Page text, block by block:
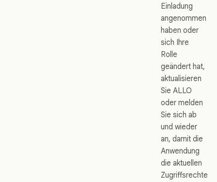
Einladung
angenommen
haben oder
sich Ihre
Rolle
geändert hat,
aktualisieren
Sie ALLO
oder melden
Sie sich ab
und wieder
an, damit die
Anwendung
die aktuellen
Zugriffsrechte